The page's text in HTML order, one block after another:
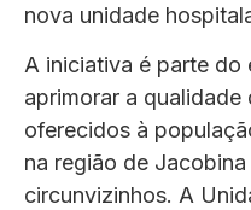
nova unidade
A iniciativa é parte do
aprimorar a
oferecidos à
na região de
circunvizinhos. A